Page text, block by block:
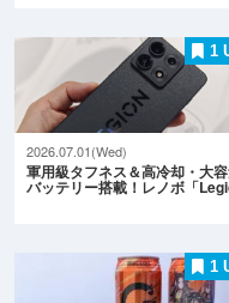
1
2026.07.01(Wed)
軍用級タフネス＆高冷却・大
バッテリー搭載！レノボ「
1